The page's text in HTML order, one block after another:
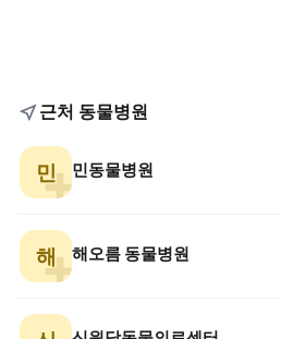
근처 동물병원
민 민동물병원
해 해오름 동물병원